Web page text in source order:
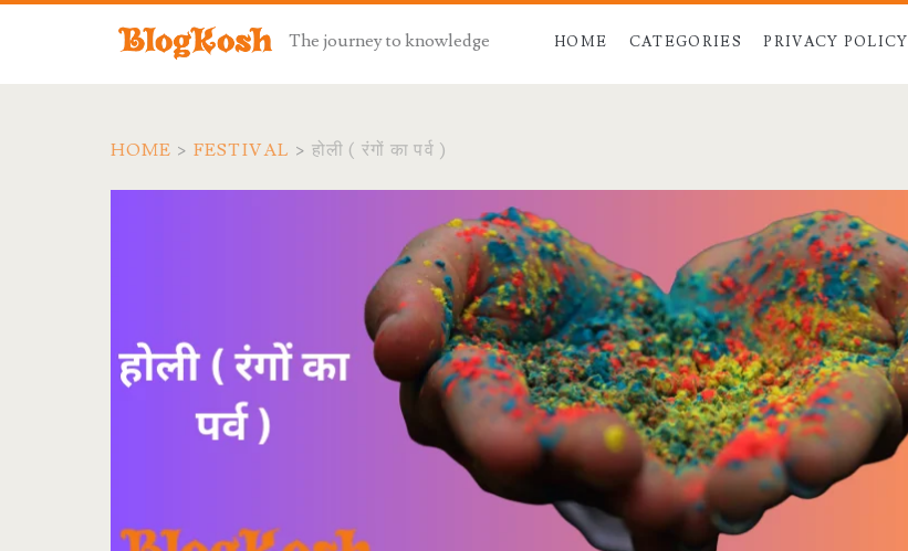
The journey to knowledge HOME CATEGORIES PRIVACY POLICY
HOME > FESTIVAL > होली ( रंगों का पर्व )